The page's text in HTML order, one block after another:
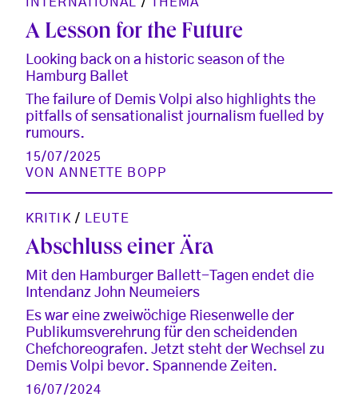
A Lesson for the Future
Looking back on a historic season of the
Hamburg Ballet
The failure of Demis Volpi also highlights the
pitfalls of sensationalist journalism fuelled by
rumours.
15/07/2025
VONANNETTE BOPP
KRITIK / LEUTE
Abschluss einer Ära
Mit den Hamburger Ballett-Tagen endet die
Intendanz John Neumeiers
Es war eine zweiwöchige Riesenwelle der
Publikumsverehrung für den scheidenden
Chefchoreografen. Jetzt steht der Wechsel zu
Demis Volpi bevor. Spannende Zeiten.
16/07/2024